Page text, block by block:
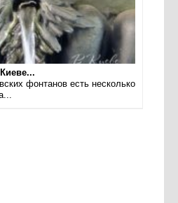
фонтанов есть несколько